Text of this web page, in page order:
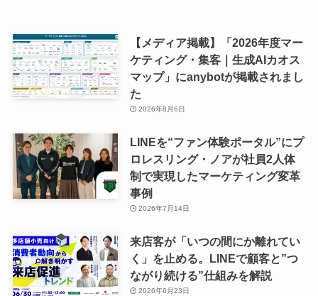
【メディア掲載】「2026年度マー
ケティング・集客｜生成AIカオス
マップ」にanybotが掲載されまし
た
2026年8月6日
LINEを“ファン体験ポータル”にプ
ロレスリング・ノアが社員2人体
制で実現したマーケティング変革
事例
2026年7月14日
来店客が「いつの間にか離れてい
く」を止める。LINEで顧客と”つ
ながり続ける”仕組みを解説
2026年6月23日